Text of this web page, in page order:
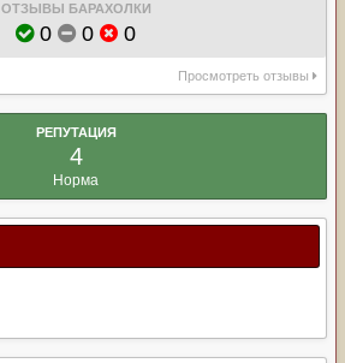
ОТЗЫВЫ БАРАХОЛКИ
0 0 0
Просмотреть отзывы
РЕПУТАЦИЯ
4
Норма